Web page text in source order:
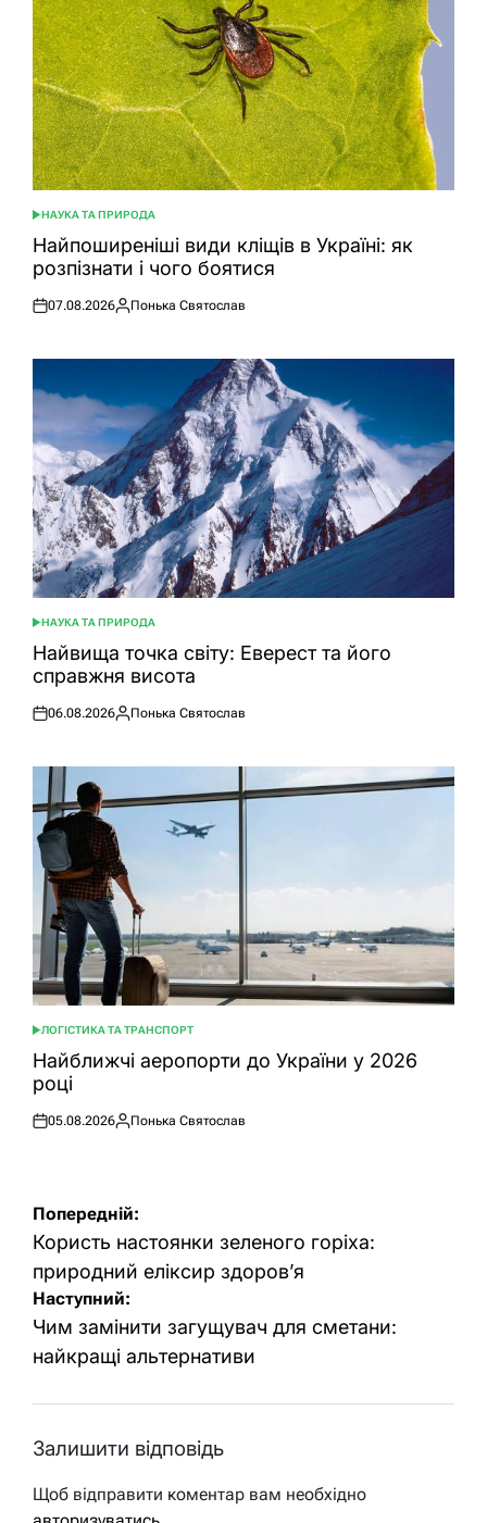
ОПУБЛІКУВАТИ
У
НАУКА ТА ПРИРОДА
Найпоширеніші види кліщів в Україні: як
розпізнати і чого боятися
Оприлюднено
07.08.2026
Опубліковано
Понька Святослав
ОПУБЛІКУВАТИ
У
НАУКА ТА ПРИРОДА
Найвища точка світу: Еверест та його
справжня висота
Оприлюднено
06.08.2026
Опубліковано
Понька Святослав
ОПУБЛІКУВАТИ
У
ЛОГІСТИКА ТА ТРАНСПОРТ
Найближчі аеропорти до України у 2026
році
Оприлюднено
05.08.2026
Опубліковано
Понька Святослав
Навігація
записів
Попередній:
Користь настоянки зеленого горіха:
природний еліксир здоров’я
Наступний:
Чим замінити загущувач для сметани:
найкращі альтернативи
Залишити відповідь
Щоб відправити коментар вам необхідно